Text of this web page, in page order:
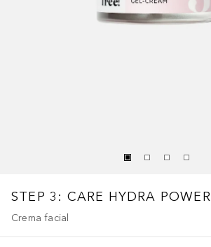
STEP 3: CARE HYDRA POWER
Crema facial